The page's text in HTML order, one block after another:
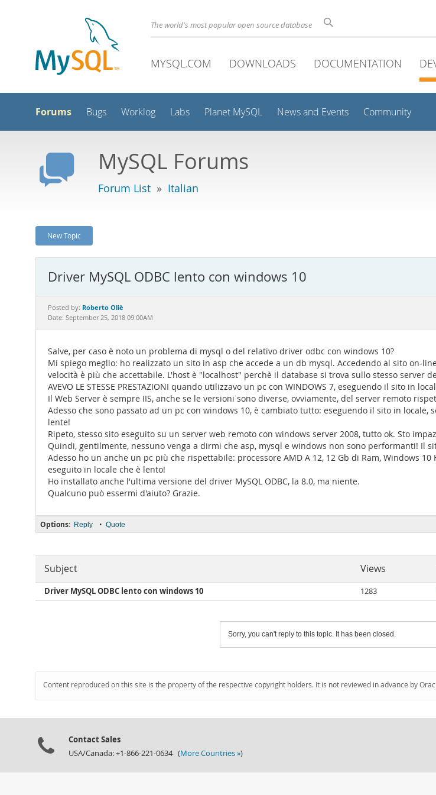
The world's most popular open source database
MYSQL.COM DOWNLOADS DOCUMENTATION
Forums Bugs Worklog Labs Planet MySQL News and Events Community
MySQL Forums
Forum List » Italian
New Topic
Driver MySQL ODBC lento con windows 10
Posted by: Roberto Oliè
Date: September 25, 2018 09:00AM
Salve, per caso è noto un problema di mysql o del relativo driver odbc con windows 10?
Mi spiego meglio: ho realizzato un sito in asp che accede a un db mysql. Accedendo al sito on-
velocità è più che accettabile. L'host è "localhost" perchè il database si trova sullo stesso server
AVEVO LE STESSE PRESTAZIONI quando utilizzavo un pc con WINDOWS 7, eseguendo il sito in
Il Web Server è sempre IIS, anche se le versioni sono diverse, ovviamente, del server remoto
Adesso che sono passato ad un pc con windows 10, è cambiato tutto: eseguendo il sito in
lente!
Ripeto, stesso sito eseguito su un server web remoto con windows server 2008, tutto ok. Sto
Quindi, gentilmente, nessuno venga a dirmi che asp, mysql e windows non sono performanti! Il
Adesso ho un anche un pc più che rispettabile: processore AMD A 12, 12 Gb di Ram, Windows
eseguito in locale che è lento!
Ho installato anche l'ultima versione del driver MySQL ODBC, la 8.0, ma niente.
Qualcuno può essermi d'aiuto? Grazie.
Options: Reply • Quote
Subject Views
Driver MySQL ODBC lento con windows 10 1283
Sorry, you can't reply to this topic. It has been closed.
Content reproduced on this site is the property of the respective copyright holders. It is not reviewed in advance by
Contact Sales
USA/Canada: +1-866-221-0634 (More Countries »)